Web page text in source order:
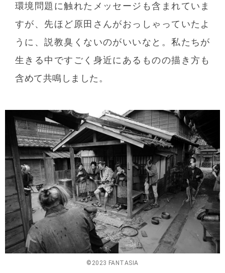
環境問題に触れたメッセージも含まれていま
すが、先ほど原田さんがおっしゃっていたよ
うに、説教臭くないのがいいなと。私たちが
生きる中ですごく身近にあるものの描き方も
含めて共鳴しました。
©2023 FANTASIA